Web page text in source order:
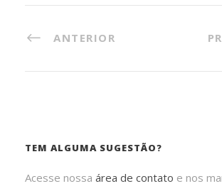
ANTERIOR
TEM ALGUMA SUGESTÃO?
Acesse nossa área de contato e nos